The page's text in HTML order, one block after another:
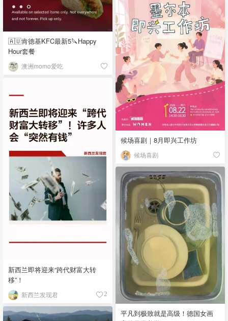
🇦🇺肯德基KFC最新5🔪Happy
Hour套餐
澳洲momo爱吃
候场喜剧｜8月即兴工作坊
候场喜剧
新西兰即将迎来“跨代财富大转
移”！
新西兰发现君 2
平凡到极致就是高级！德国女画